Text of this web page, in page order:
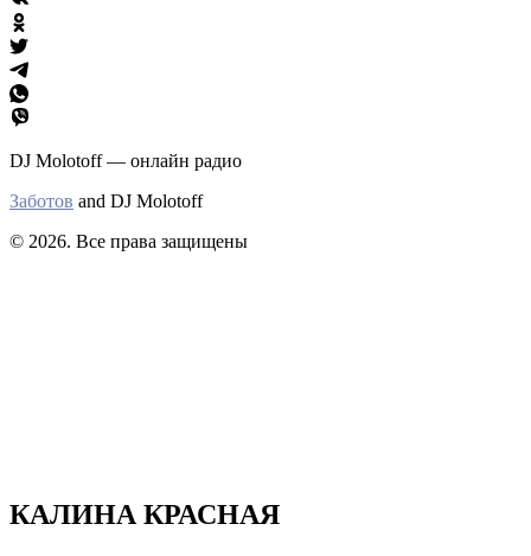
DJ Molotoff — онлайн радио
Заботов and DJ Molotoff
© 2026. Все права защищены
КАЛИНА КРАСНАЯ